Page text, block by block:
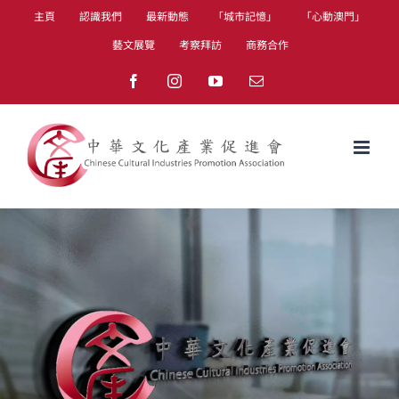
主頁 認識我們 最新動態 「城市記憶」
「心動澳門」
藝文展覽
考察拜訪 商務合作
FacebookInstagramYouTubeEmail